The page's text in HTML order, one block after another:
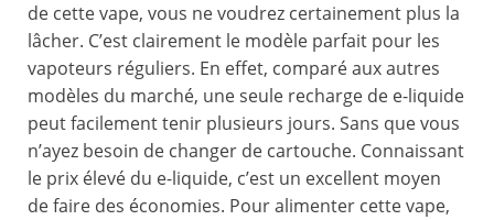
de cette vape, vous ne voudrez certainement plus la
lâcher. C’est clairement le modèle parfait pour les
vapoteurs réguliers. En effet, comparé aux autres
modèles du marché, une seule recharge de e-liquide
peut facilement tenir plusieurs jours. Sans que vous
n’ayez besoin de changer de cartouche. Connaissant
le prix élevé du e-liquide, c’est un excellent moyen
de faire des économies. Pour alimenter cette vape,